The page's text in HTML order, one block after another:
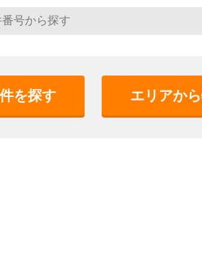
を探す エリアか